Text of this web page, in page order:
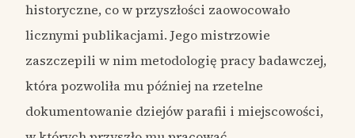
historyczne, co w przyszłości zaowocowało
licznymi publikacjami. Jego mistrzowie
zaszczepili w nim metodologię pracy badawczej,
która pozwoliła mu później na rzetelne
dokumentowanie dziejów parafii i miejscowości,